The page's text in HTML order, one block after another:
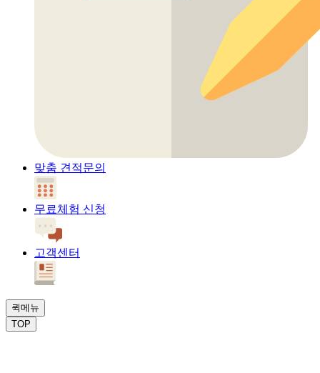
맞춤 견적문의
무료체험 신청
고객센터
퀵메뉴
TOP